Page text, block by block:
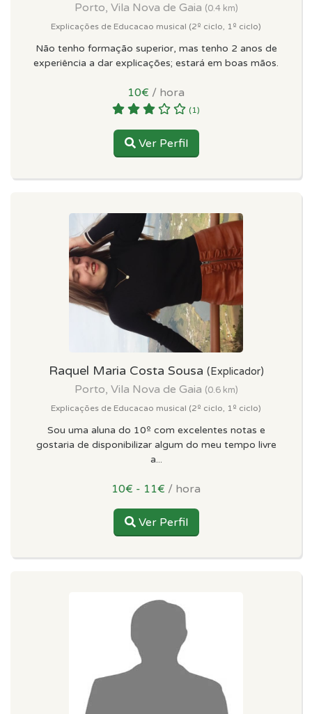
Porto, Vila Nova de Gaia (0.4 km)
Explicações de Educacao musical (2º ciclo, 1º ciclo)
Não tenho formação superior, mas tenho 2 anos de
experiência a dar explicações; estará em boas mãos.
10€ / hora
(1)
Ver Perfil
Raquel Maria Costa Sousa (Explicador)
Porto, Vila Nova de Gaia (0.6 km)
Explicações de Educacao musical (2º ciclo, 1º ciclo)
Sou uma aluna do 10º com excelentes notas e
gostaria de disponibilizar algum do meu tempo livre
a...
10€ - 11€ / hora
Ver Perfil